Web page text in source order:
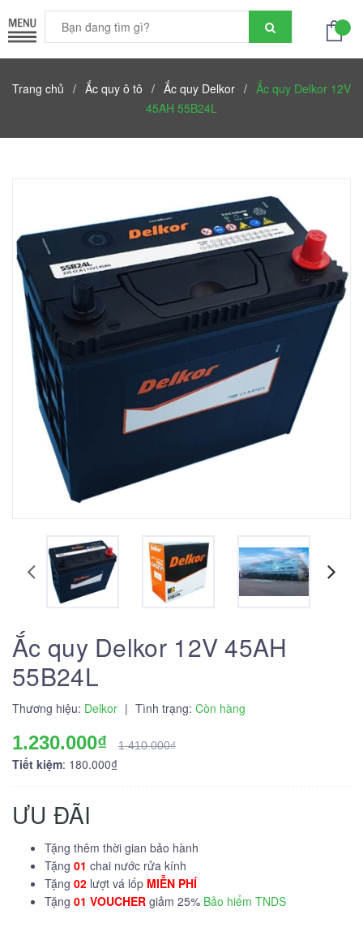
Trang chủ / Ắc quy ô tô / Ắc quy Delkor / Ắc quy Delkor 12V
45AH 55B24L
Ắc quy Delkor 12V 45AH
55B24L
Thương hiệu: Delkor | Tình trạng: Còn hàng
1.230.000₫ 1.410.000₫
Tiết kiệm: 180.000₫
ƯU ĐÃI
Tặng thêm thời gian bảo hành
Tặng 01 chai nước rửa kính
Tặng 02 lượt vá lốp MIỄN PHÍ
Tặng 01 VOUCHER giảm 25% Bảo hiểm TNDS